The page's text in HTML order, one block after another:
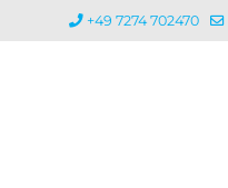
+49 7274 702470